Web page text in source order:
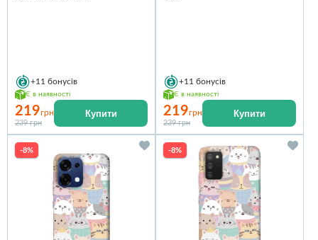
+11 бонусів
Є в наявності
219грн
239 грн
Купити
+11 бонусів
Є в наявності
219грн
239 грн
Купити
-8% -8%